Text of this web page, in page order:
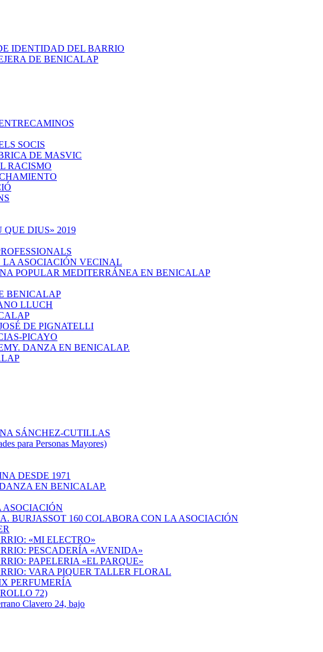
IDENTIDAD DEL BARRIO
DE BENICALAP
SOCIS
DE MASVIC
RACISMO
QUE DIUS» 2019
LA ASOCIACIÓN VECINAL
POPULAR MEDITERRÁNEA EN BENICALAP
BENICALAP
LLUCH
DE PIGNATELLI
PICAYO
DANZA EN BENICALAP.
SÁNCHEZ-CUTILLAS
para Personas Mayores)
DESDE 1971
EN BENICALAP.
ASOCIACIÓN
BURJASSOT 160 COLABORA CON LA ASOCIACIÓN
«MI ELECTRO»
PESCADERÍA «AVENIDA»
PAPELERIA «EL PARQUE»
VARA PIQUER TALLER FLORAL
PERFUMERÍA
72)
Clavero 24, bajo